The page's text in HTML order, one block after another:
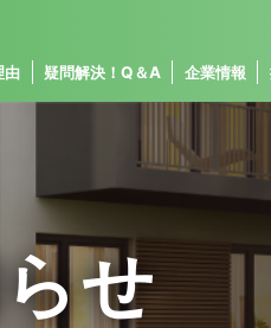
由 疑問解決！Q＆A 企業情報
せ